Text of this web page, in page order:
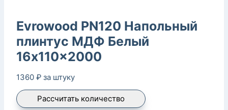
Evrowood PN120 Напольный
плинтус МДФ Белый
16x110x2000
1360 ₽ за штуку
Рассчитать количество